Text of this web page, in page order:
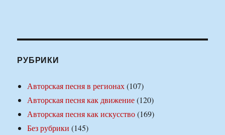
РУБРИКИ
Авторская песня в регионах(107)
Авторская песня как движение(120)
Авторская песня как искусство(169)
Без рубрики (145)